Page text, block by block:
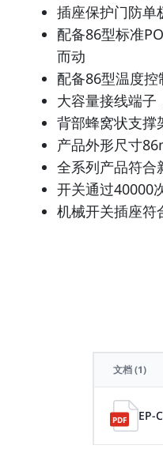
插座保护门防单
配备86型标准
而动
配备86型温度
大容量接线端
背部蜂窝状支撑
产品外形尺寸
全系列产品符合
开关通过40000
机械开关插座符
文档(1)
EP-